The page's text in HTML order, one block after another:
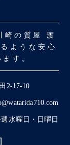
崎の質屋 渡
ような安心
す。
2-17-10
水曜日・日曜日